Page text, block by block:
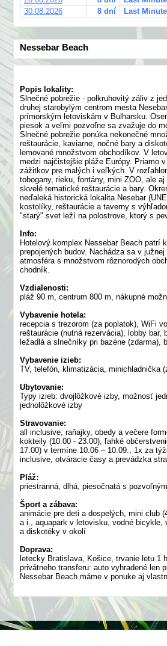
30.08.2026
8 dní Last Minute
Nessebar Beach
Popis lokality:
Slnečné pobrežie - polkruhovitý záliv z
druhej starobylým centrom mesta
prímorským letoviskám v Bulharsku.
piesok a veľmi pozvoľne sa zvažuje do
Slnečné pobrežie ponúka nekonečné
reštaurácie, kaviarne, nočné bary a
lemované množstvom obchodíkov. V
medzi najčistejšie pláže Európy. Priamo
zážitkov pre malých i veľkých. V
tobogany, rieku, fontány, mini ZOO, ale
skvelé tematické reštaurácie a bary.
neďaleká historická lokalita Nesebar
kostolíky, reštaurácie a taverny s
"starý" svet leží na polostrove, ktorý s
Info:
Hotelový komplex Nessebar Beach patrí
prepojených budov. Nachádza sa v
atmosféra s množstvom rôznorodých
chodník.
Vzdialenosti:
pláž 90 m, centrum 800 m, nákupné
Vybavenie hotela:
recepcia s trezorom (za poplatok), WiFi
reštaurácie (nutná rezervácia), lobby
ležadlá a slnečníky pri bazéne (zdarma),
Vybavenie izieb:
TV, telefón, klimatizácia, minichladnička
Ubytovanie:
Typy izieb: dvojlôžkové izby, možnosť
jednolôžkové izby
Stravovanie:
all inclusive, raňajky, obedy a večere
kokteily (10.00 - 23.00), ľahké
17.00) v termíne 10.06 – 10.09., 1x za
inclusive, otváracie časy a prevádzka
Pláž:
priestranná, dlhá, piesočnatá s
Šport a zábava:
animácie pre deti a dospelých, mini club
a i., aquapark v letovisku, vodné bicykle,
a diskotéky v okolí
Doprava:
letecky Bratislava, Košice, trvanie letu 1
privátneho transferu: auto vyhradené len
Nessebar Beach máme v ponuke aj